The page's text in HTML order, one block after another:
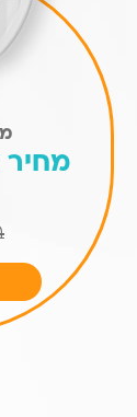
מחיר
המחיר
המקורי
היה:
המחיר
הנוכחי
הוא: